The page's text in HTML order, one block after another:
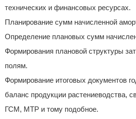
технических и финансовых ресурсах.
Планирование сумм начисленной
Определение плановых сумм
Формирования плановой структуры
полям.
Формирование итоговых документов
баланс продукции растениеводства,
ГСМ, МТР и тому подобное.